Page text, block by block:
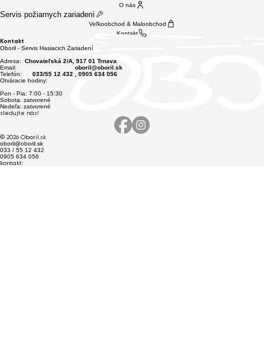
O nás
Servis požiarnych zariadení
Veľkoobchod & Maloobchod
Kontakt
Kontakt
Oboril - Servis Hasiacich Zariadení
Adresa: Chovateľská 2/A, 917 01 Trnava
Email: oboril@oboril.sk
Telefón: 033/55 12 432 , 0905 634 056
Otváracie hodiny:
Pon - Pia: 7:00 - 15:30
Sobota: zatvorené
Nedeľa: zatvorené
sledujte nás!
© 2026 Oboril.sk
oboril@oboril.sk
033 / 55 12 432
0905 634 056
kontakt: